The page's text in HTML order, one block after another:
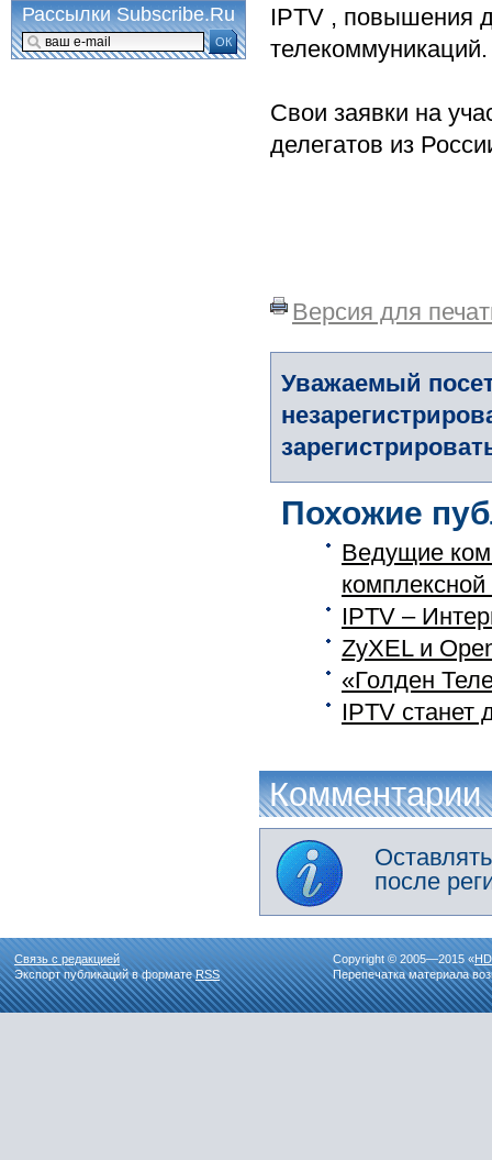
IPTV , повышения
телекоммуникаций.
Свои заявки на
делегатов из
Версия для
Уважаемый
Похожие
Ведущие
IPTV –
ZyXEL и
«Голден
IPTV станет
Комментарии
после
Рассылки Subscribe.Ru
ОК
Связь с редакцией
Экспорт публикаций в форматеRSS
Copyright © 2005—2015 «
Перепечатка материала